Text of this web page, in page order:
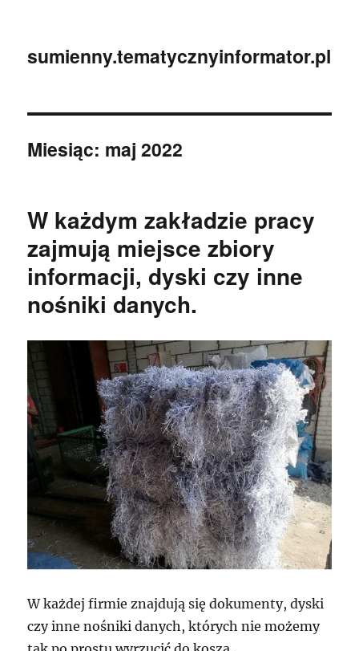
sumienny.tematycznyinformator.pl
Miesiąc: maj 2022
W każdym zakładzie pracy
zajmują miejsce zbiory
informacji, dyski czy inne
nośniki danych.
W każdej firmie znajdują się dokumenty, dyski
czy inne nośniki danych, których nie możemy